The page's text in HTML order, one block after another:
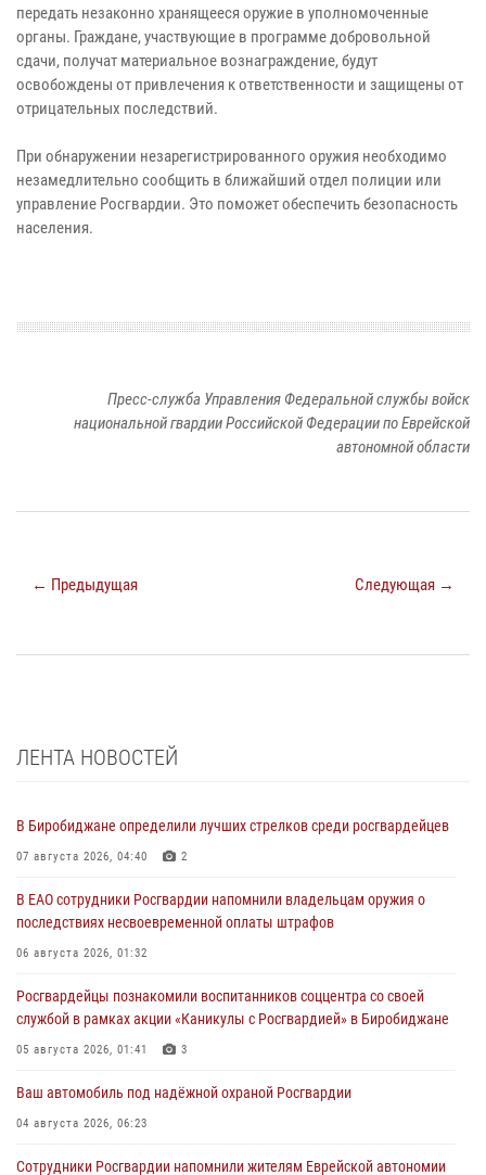
передать незаконно хранящееся оружие в уполномоченные
органы. Граждане, участвующие в программе добровольной
сдачи, получат материальное вознаграждение, будут
освобождены от привлечения к ответственности и защищены от
отрицательных последствий.
При обнаружении незарегистрированного оружия необходимо
незамедлительно сообщить в ближайший отдел полиции или
управление Росгвардии. Это поможет обеспечить безопасность
населения.
Пресс-служба Управления Федеральной службы войск
национальной гвардии Российской Федерации по Еврейской
автономной области
← Предыдущая Следующая →
ЛЕНТА НОВОСТЕЙ
В Биробиджане определили лучших стрелков среди росгвардейцев
07 августа 2026, 04:40 2
В ЕАО сотрудники Росгвардии напомнили владельцам оружия о
последствиях несвоевременной оплаты штрафов
06 августа 2026, 01:32
Росгвардейцы познакомили воспитанников соццентра со своей
службой в рамках акции «Каникулы с Росгвардией» в Биробиджане
05 августа 2026, 01:41 3
Ваш автомобиль под надёжной охраной Росгвардии
04 августа 2026, 06:23
Сотрудники Росгвардии напомнили жителям Еврейской автономии